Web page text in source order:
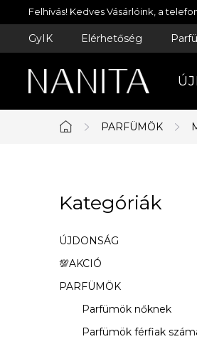
Ugrás
a
Felhívás! Kedves Vásárlóink, a
GyIK Elérhetőség
Kezdőlap
PARFÜMÖK
l
d
a
l
Kategóriák
átugrása
Kategóriák
ÚJDONSÁG
💯AKCIÓ
PARFÜMÖK
Parfümök nőknek
Parfümök férfiak